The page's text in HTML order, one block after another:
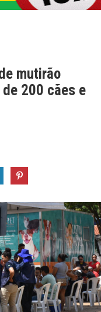
mutirão
200 cães e